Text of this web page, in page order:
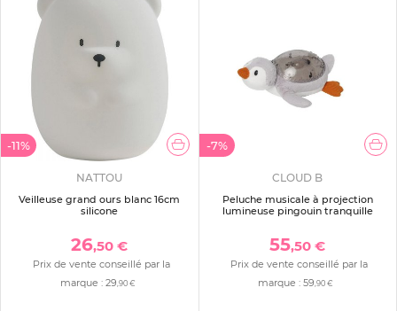
-11%
NATTOU
Veilleuse grand ours blanc 16cm
silicone
26,50 €
Prix de vente conseillé par la
marque : 29 ,90 €
-7%
CLOUD B
Peluche musicale à projection
lumineuse pingouin tranquille
55,50 €
Prix de vente conseillé par la
marque :59 ,90 €